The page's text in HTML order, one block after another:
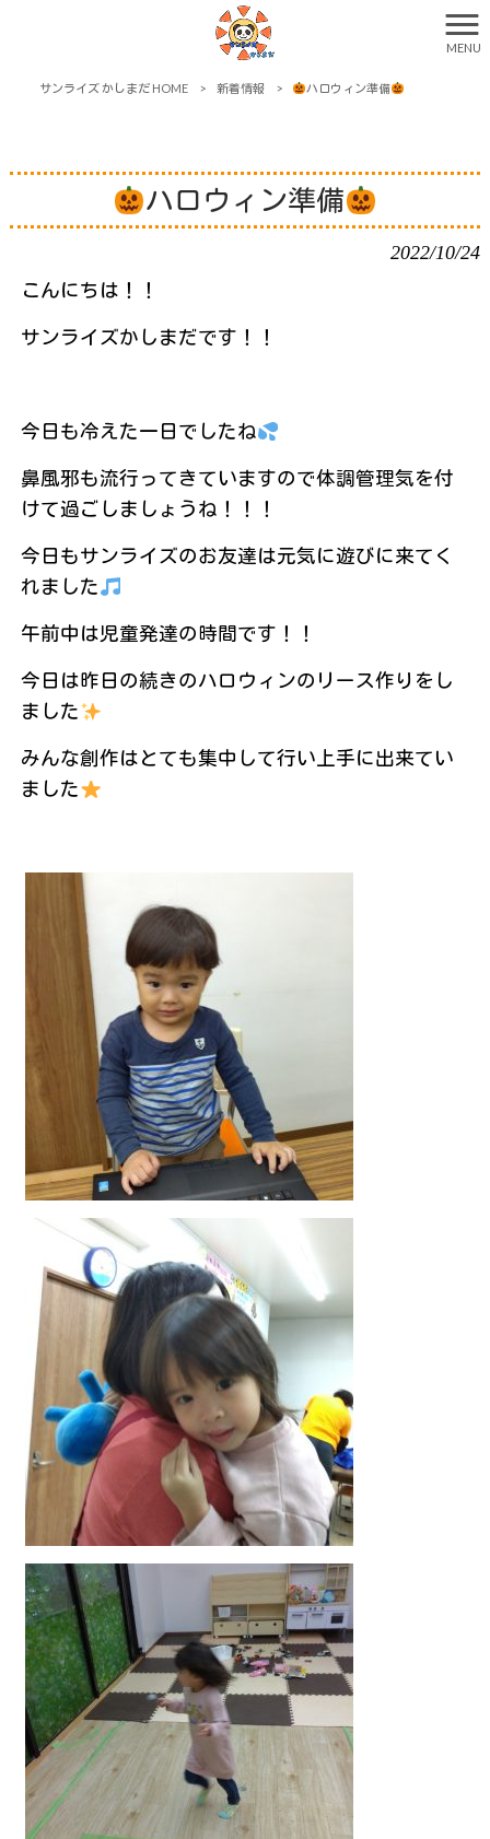
MENU
サンライズ かしまだ HOME > 新着情報 > ハロウィン準備
ハロウィン準備
2022/10/24
こんにちは！！
サンライズかしまだです！！
今日も冷えた一日でしたね
鼻風邪も流行ってきていますので体調管理気を付
けて過ごしましょうね！！！
今日もサンライズのお友達は元気に遊びに来てく
れました
午前中は児童発達の時間です！！
今日は昨日の続きのハロウィンのリース作りをし
ました
みんな創作はとても集中して行い上手に出来てい
ました